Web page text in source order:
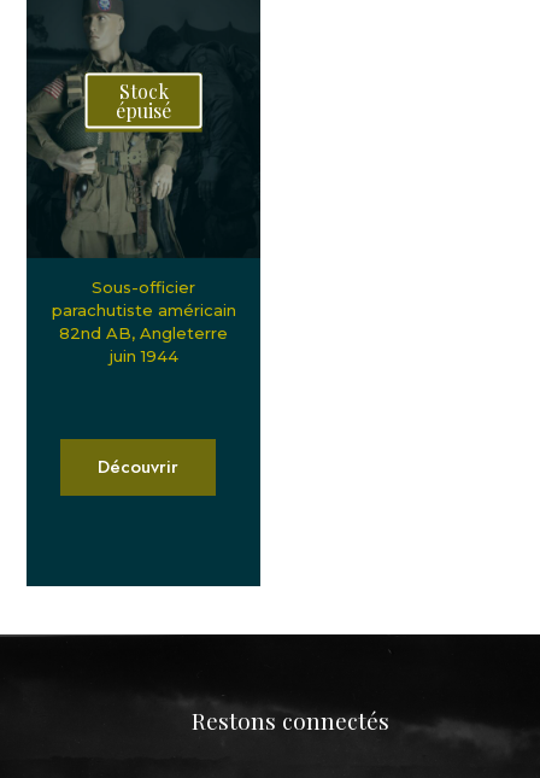
Stock
épuisé
Sous-officier
parachutiste américain
82nd AB, Angleterre
juin 1944
Découvrir
Restons connectés